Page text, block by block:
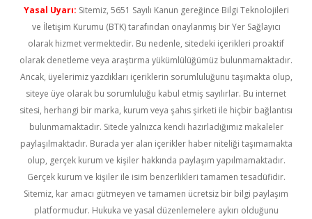
Yasal Uyarı: Sitemiz, 5651 Sayılı Kanun gereğince Bilgi Teknolojileri
ve İletişim Kurumu (BTK) tarafından onaylanmış bir Yer Sağlayıcı
olarak hizmet vermektedir. Bu nedenle, sitedeki içerikleri proaktif
olarak denetleme veya araştırma yükümlülüğümüz bulunmamaktadır.
Ancak, üyelerimiz yazdıkları içeriklerin sorumluluğunu taşımakta olup,
siteye üye olarak bu sorumluluğu kabul etmiş sayılırlar. Bu internet
sitesi, herhangi bir marka, kurum veya şahıs şirketi ile hiçbir bağlantısı
bulunmamaktadır. Sitede yalnızca kendi hazırladığımız makaleler
paylaşılmaktadır. Burada yer alan içerikler haber niteliği taşımamakta
olup, gerçek kurum ve kişiler hakkında paylaşım yapılmamaktadır.
Gerçek kurum ve kişiler ile isim benzerlikleri tamamen tesadüfidir.
Sitemiz, kar amacı gütmeyen ve tamamen ücretsiz bir bilgi paylaşım
platformudur. Hukuka ve yasal düzenlemelere aykırı olduğunu